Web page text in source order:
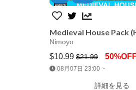
Medieval House Pack
Nimoyo
$10.99 $21.99
08月07日 23:00 ~
詳細を見る
Jump AssetStore